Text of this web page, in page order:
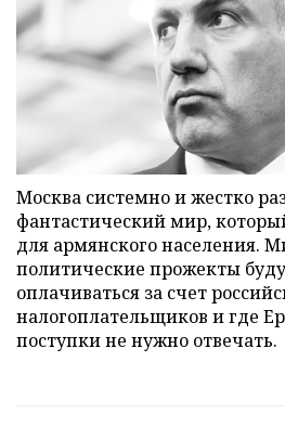
Москва системно и жестко
фантастический мир,
для армянского населения.
политические прожекты
оплачиваться за счет
налогоплательщиков и где
поступки не нужно отвечать.